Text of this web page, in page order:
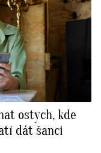
ostych, kde
dát šanci